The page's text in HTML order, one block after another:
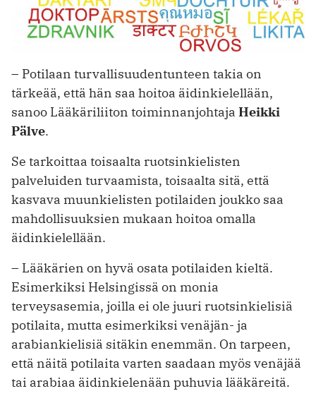
– Potilaan turvallisuudentunteen takia on
tärkeää, että hän saa hoitoa äidinkielellään,
sanoo Lääkäriliiton toiminnanjohtaja Heikki
Pälve.
Se tarkoittaa toisaalta ruotsinkielisten
palveluiden turvaamista, toisaalta sitä, että
kasvava muunkielisten potilaiden joukko saa
mahdollisuuksien mukaan hoitoa omalla
äidinkielellään.
– Lääkärien on hyvä osata potilaiden kieltä.
Esimerkiksi Helsingissä on monia
terveysasemia, joilla ei ole juuri ruotsinkielisiä
potilaita, mutta esimerkiksi venäjän- ja
arabiankielisiä sitäkin enemmän. On tarpeen,
että näitä potilaita varten saadaan myös venäjää
tai arabiaa äidinkielenään puhuvia lääkäreitä.